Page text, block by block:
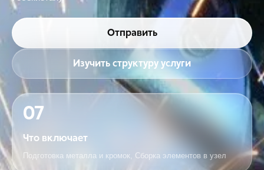
Отправить
Изучить структуру услуги
07
Что включает
Подготовка металла и кромок, Сборка элементов в узел